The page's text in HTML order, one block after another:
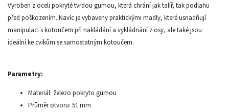
Vyroben z oceli pokryté tvrdou gumou, která chrání jak talíř, tak podlahu
před poškozením. Navíc je vybaveny praktickými madly, které usnadňují
manipulaci s kotoučem při nakládání a vykládnání z osy, ale také jsou
ideální ke cvikům se samostatným kotoučem.
Parametry:
Materiál: železo pokryto gumou
Průměr otvoru: 51 mm